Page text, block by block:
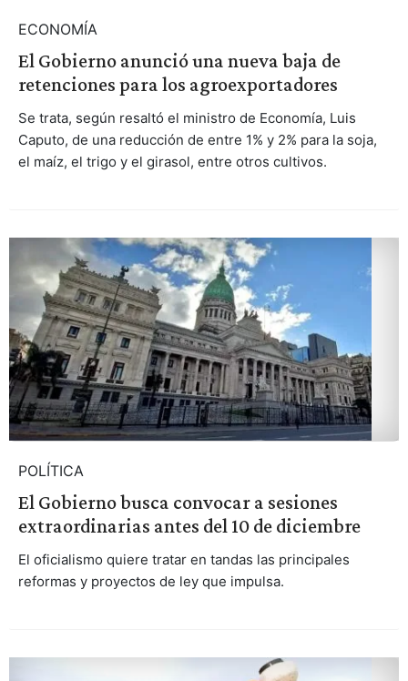
ECONOMÍA
El Gobierno anunció una nueva baja de
retenciones para los agroexportadores
Se trata, según resaltó el ministro de Economía, Luis
Caputo, de una reducción de entre 1% y 2% para la soja,
el maíz, el trigo y el girasol, entre otros cultivos.
POLÍTICA
El Gobierno busca convocar a sesiones
extraordinarias antes del 10 de diciembre
El oficialismo quiere tratar en tandas las principales
reformas y proyectos de ley que impulsa.